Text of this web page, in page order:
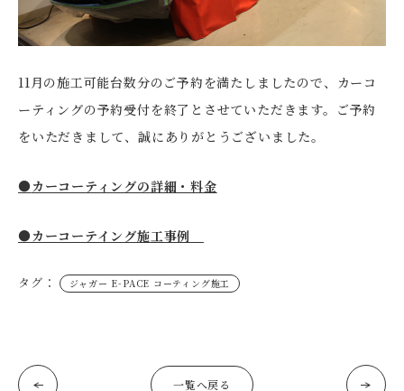
11月の施工可能台数分のご予約を満たしましたので、カーコ
ーティングの予約受付を終了とさせていただきます。ご予約
をいただきまして、誠にありがとうございました。
●カーコーティングの詳細・料金
●カーコーテイング施工事例
タグ： ジャガー E-PACE コーティング施工
一覧へ戻る